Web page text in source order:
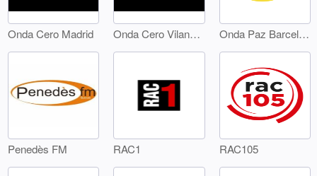
Onda Cero Madrid Onda Cero Vilanova Onda Paz Barcelona
Penedès FM RAC1 RAC105